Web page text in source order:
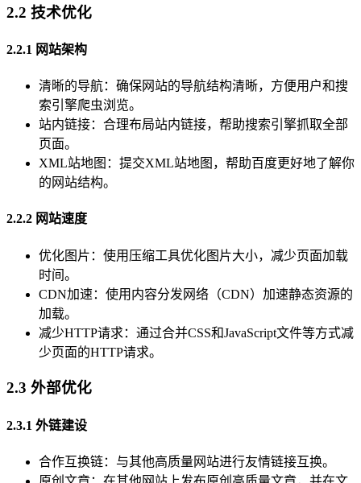
2.2 技术优化
2.2.1 网站架构
清晰的导航：确保网站的导航结构清晰，方便用户和搜
索引擎爬虫浏览。
站内链接：合理布局站内链接，帮助搜索引擎抓取全部
页面。
XML站地图：提交XML站地图，帮助百度更好地了解你
的网站结构。
2.2.2 网站速度
优化图片：使用压缩工具优化图片大小，减少页面加载
时间。
CDN加速：使用内容分发网络（CDN）加速静态资源的
加载。
减少HTTP请求：通过合并CSS和JavaScript文件等方式减
少页面的HTTP请求。
2.3 外部优化
2.3.1 外链建设
合作互换链：与其他高质量网站进行友情链接互换。